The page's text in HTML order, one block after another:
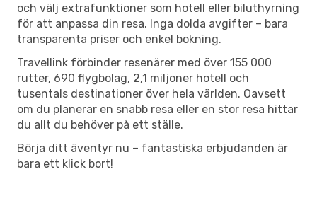
och välj extrafunktioner som hotell eller biluthyrning
för att anpassa din resa. Inga dolda avgifter – bara
transparenta priser och enkel bokning.
Travellink förbinder resenärer med över 155 000
rutter, 690 flygbolag, 2,1 miljoner hotell och
tusentals destinationer över hela världen. Oavsett
om du planerar en snabb resa eller en stor resa hittar
du allt du behöver på ett ställe.
Börja ditt äventyr nu – fantastiska erbjudanden är
bara ett klick bort!